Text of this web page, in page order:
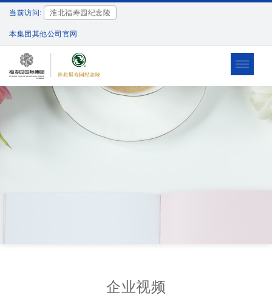
当前访问: 淮北福寿园纪念陵
本集团其他公司官网
Toggle
企业视频